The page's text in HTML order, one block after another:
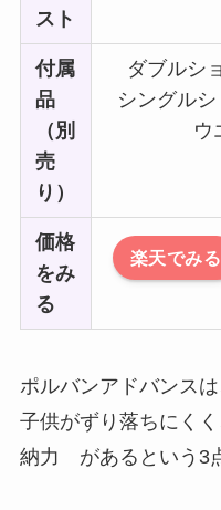
スト
付属
品
（別
売
り）
ダブルシ
シングル
ウ
価格
をみ
る
楽天でみる
ポルバンアドバン
子供がずり落ちにく
納力 があるという3